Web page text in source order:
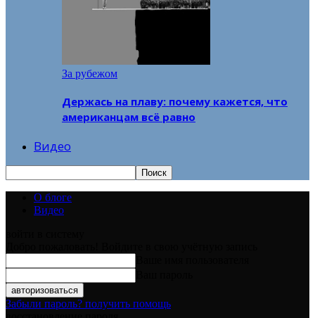
За рубежом
Держась на плаву: почему кажется, что
американцам всё равно
Видео
О блоге
Видео
Забыли пароль? получить помощь